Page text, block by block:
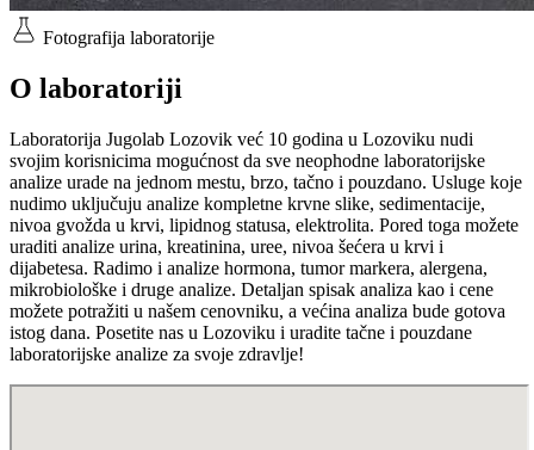
Fotografija laboratorije
O laboratoriji
Laboratorija Jugolab Lozovik već 10 godina u Lozoviku nudi
svojim korisnicima mogućnost da sve neophodne laboratorijske
analize urade na jednom mestu, brzo, tačno i pouzdano. Usluge koje
nudimo uključuju analize kompletne krvne slike, sedimentacije,
nivoa gvožda u krvi, lipidnog statusa, elektrolita. Pored toga možete
uraditi analize urina, kreatinina, uree, nivoa šećera u krvi i
dijabetesa. Radimo i analize hormona, tumor markera, alergena,
mikrobiološke i druge analize. Detaljan spisak analiza kao i cene
možete potražiti u našem cenovniku, a većina analiza bude gotova
istog dana. Posetite nas u Lozoviku i uradite tačne i pouzdane
laboratorijske analize za svoje zdravlje!